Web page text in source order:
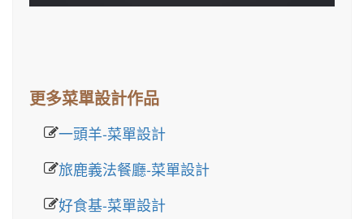
更多菜單設計作品
一頭羊-菜單設計
旅鹿義法餐廳-菜單設計
好食基-菜單設計